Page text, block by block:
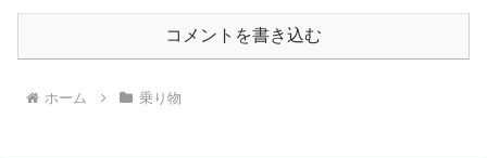
コメントを書き込む
ホーム 乗り物